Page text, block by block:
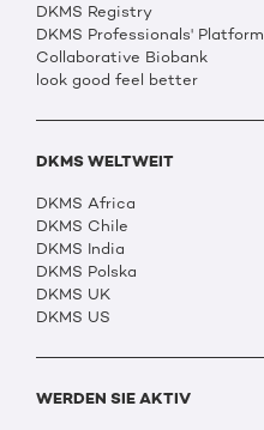
DKMS Registry
DKMS Professionals' Platform
Collaborative Biobank
look good feel better
DKMS WELTWEIT
DKMS Africa
DKMS Chile
DKMS India
DKMS Polska
DKMS UK
DKMS US
WERDEN SIE AKTIV